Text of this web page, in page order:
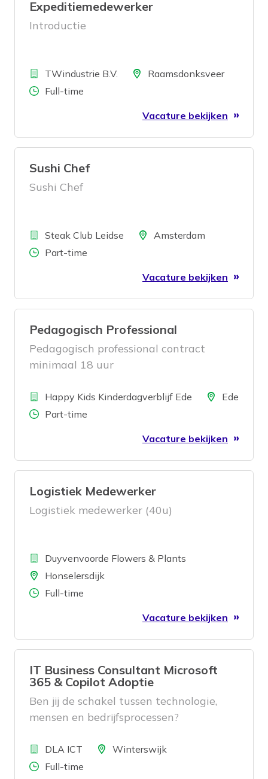
Expeditiemedewerker
Introductie
BedrijfTWindustrie B.V. LocatieRaamsdonksveer
Aantal uren
Full-time
Vacature bekijken
Sushi Chef
Sushi Chef
BedrijfSteak Club Leidse LocatieAmsterdam
Aantal uren
Part-time
Vacature bekijken
Pedagogisch Professional
Pedagogisch professional contract
minimaal 18 uur
BedrijfHappy Kids Kinderdagverblijf Ede LocatieEde
Aantal uren
Part-time
Vacature bekijken
Logistiek Medewerker
Logistiek medewerker (40u)
BedrijfDuyvenvoorde Flowers & Plants
LocatieHonselersdijk
Aantal uren
Full-time
Vacature bekijken
IT Business Consultant Microsoft
365 & Copilot Adoptie
Ben jij de schakel tussen technologie,
mensen en bedrijfsprocessen?
BedrijfDLA ICT LocatieWinterswijk
Aantal uren
Full-time